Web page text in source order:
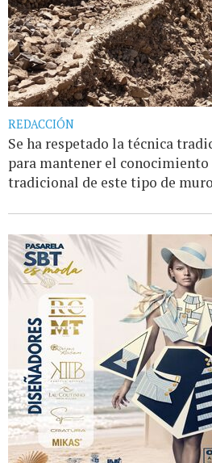
REDACCIÓN
Se ha respetado la técnica
para mantener el
tradicional de este tipo de